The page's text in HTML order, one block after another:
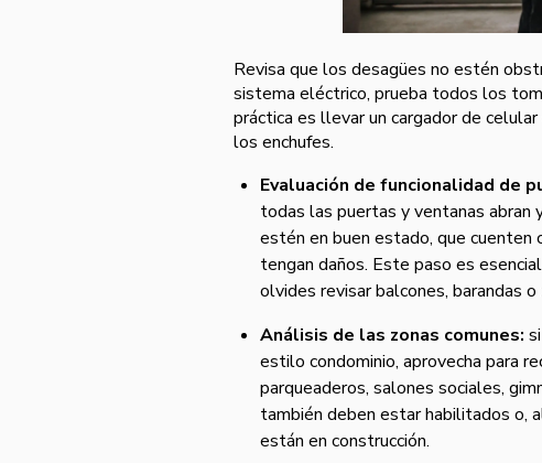
Revisa que los desagües no estén
sistema eléctrico, prueba todos los
práctica es llevar un cargador de
los enchufes.
Evaluación de funcionalidad de
todas las puertas y ventanas abran
estén en buen estado, que
tengan daños. Este paso es
olvides revisar balcones, barandas
Análisis de las zonas comunes:
estilo condominio, aprovecha para
parqueaderos, salones sociales,
también deben estar habilitados o,
están en construcción.